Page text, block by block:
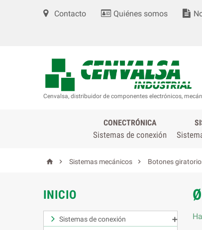
Contacto Quiénes somos
Cenvalsa, distribuidor de componentes electrónicos,
CONECTRÓNICA
Sistemas de conexión
  Sistemas mecánicos  Botones
INICIO
Sistemas de conexión
